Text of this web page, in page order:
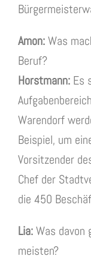
Amon:Was
Beruf?
Horstmann: Es
Warendorf
Beispiel, um
Vorsitzender
Chef der
die 450
Lia:Was davon
meisten?